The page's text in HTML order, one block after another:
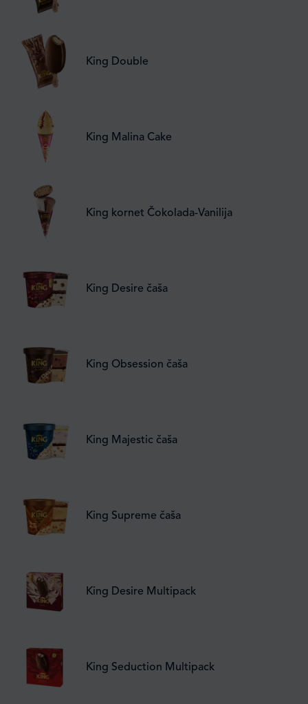
King Double
King Malina Cake
King kornet Čokolada-Vanilija
King Desire čaša
King Obsession čaša
King Majestic čaša
King Supreme čaša
King Desire Multipack
King Seduction Multipack